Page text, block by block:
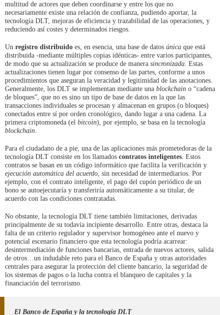
multitud de actores que deben coordinarse y entre los que no
necesariamente existe una relación de confianza, pudiendo aportar, la
tecnología DLT, mejoras de eficiencia y trazabilidad de las operaciones, y
reduciendo así costes y determinados riesgos.
Un registro distribuido es, en esencia, una base de datos única que está
distribuida -mediante múltiples copias idénticas- entre varios participantes,
de modo que su actualización se produce de manera sincronizada. Estas
actualizaciones tienen lugar por consenso de las partes, conforme a unos
procedimientos que aseguran la veracidad y legitimidad de las anotaciones.
Generalmente, los DLT se implementan mediante una blockchain o “cadena
de bloques”, que no es sino un tipo de base de datos en la que las
transacciones individuales se procesan y almacenan en grupos (o bloques)
conectados entre sí por orden cronológico, dando lugar a una cadena. La
primera criptomoneda (el bitcoin), por ejemplo, se basa en la tecnología
blockchain.
Para el ciudadano de a pie, una de las aplicaciones más prometedoras de la
tecnología DLT consiste en los llamados contratos inteligentes. Estos
contratos se basan en un código informático que facilita la verificación y
ejecución automática del acuerdo, sin necesidad de intermediarios. Por
ejemplo, con el contrato inteligente, el pago del cupón periódico de un
bono se autoejecutaría y transferiría automáticamente a su titular, de
acuerdo con las condiciones contratadas.
No obstante, la tecnología DLT tiene también limitaciones, derivadas
principalmente de su todavía incipiente desarrollo. Entre otras, destaca la
falta de un criterio regulador y supervisor homogéneo ante el nuevo y
potencial escenario financiero que esta tecnología podría acarrear:
desintermediación de funciones bancarias, entrada de nuevos actores, salida
de otros…un indudable reto para el Banco de España y otras autoridades
centrales para asegurar la protección del cliente bancario, la seguridad de
los sistemas de pagos o la lucha contra el blanqueo de capitales y la
financiación del terrorismo.
El Banco de España y la tecnología DLT